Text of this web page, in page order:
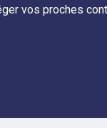
vos proches